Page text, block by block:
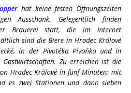
hat keine festen Öffnungszeiten
Ausschank. Gelegentlich finden
Brauerei statt, die im Internet
sind die Biere in Hradec Králové
in der Pivotéka Pivoňka und in
Gastwirtschaften. Zu erreichen ist die
Hradec Králové in fünf Minuten; mit
es zwei Stationen und dann sieben